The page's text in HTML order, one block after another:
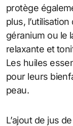
protège
plus,
géranium ou le
relaxante et
Les huiles
pour leurs
peau.
L’ajout de jus